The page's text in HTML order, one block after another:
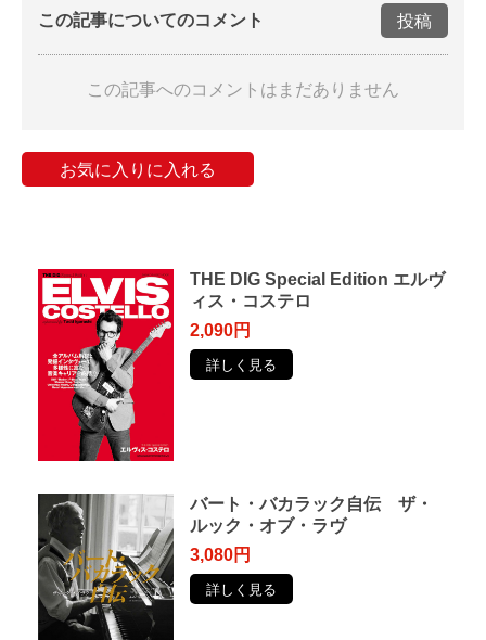
この記事についてのコメント 投稿
この記事へのコメントはまだありません
お気に入りに入れる
THE DIG Special Edition エルヴ
ィス・コステロ
2,090円
詳しく見る
バート・バカラック自伝 ザ・
ルック・オブ・ラヴ
3,080円
詳しく見る